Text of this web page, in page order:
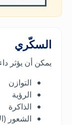
السكّري
يمكن أن يؤثر
التوازن
الرؤية
الذاكرة
الشعور